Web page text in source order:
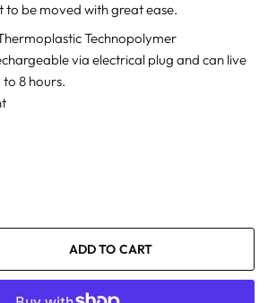
to be moved with great ease.
Technopolymer
via electrical plug and can live
8 hours.
ADD TO CART